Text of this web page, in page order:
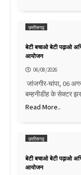
छत्तीसगढ़
बेटी बचाओ बेटी पढ़ाओ
आयोजन
06/08/2026
जांजगीर-चांपा, 06
बम्हनीडीह के सेक्टर
Read More..
छत्तीसगढ़
बेटी बचाओ बेटी पढ़ाओ
आयोजन